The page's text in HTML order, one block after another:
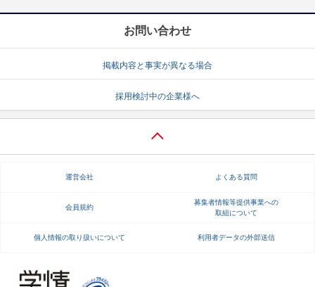
お問い合わせ
掲載内容と事実が異なる場合
採用検討中の企業様へ
運営会社 よくある質問
会員規約
募集者情報等提供事業への
取組について
個人情報の取り扱いについて 利用者データの外部送信